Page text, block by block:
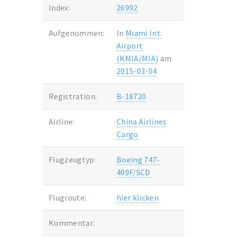
Index:
26992
Aufgenommen: In Miami Int.
Airport
(KMIA/MIA) am
2015-03-04
Registration: B-18720
Airline:
China Airlines
Cargo
Flugzeugtyp:
Boeing 747-
409F/SCD
Flugroute: hier klicken
Kommentar: